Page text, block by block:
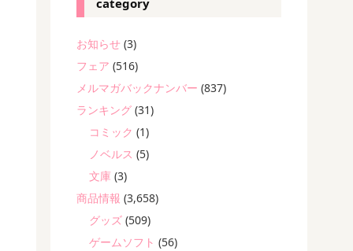
category
お知らせ (3)
フェア (516)
メルマガバックナンバー (837)
ランキング (31)
コミック (1)
ノベルス (5)
文庫 (3)
商品情報 (3,658)
グッズ (509)
ゲームソフト (56)